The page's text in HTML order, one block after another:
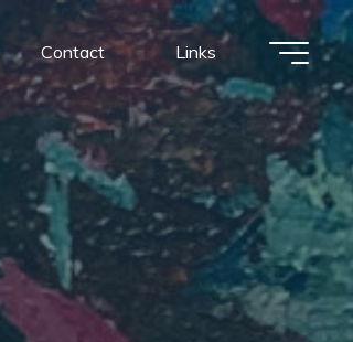
Contact Links